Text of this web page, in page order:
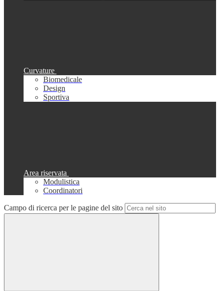
Curvature
Biomedicale
Design
Sportiva
Area riservata
Modulistica
Coordinatori
Campo di ricerca per le pagine del sito